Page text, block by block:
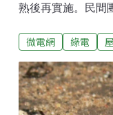
熟後再實施。民間
事長郭軒甫接受《
住宅光電最大的挑
去高雄模式由光電
光電廠商大多只能
微電網 綠電